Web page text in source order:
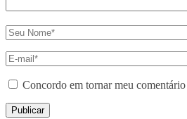
Concordo em tornar meu